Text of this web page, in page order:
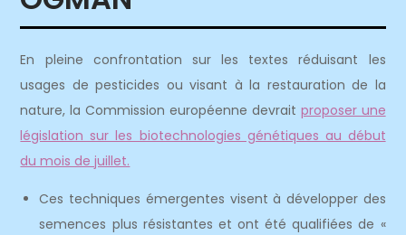
En pleine confrontation sur les textes réduisant les
usages de pesticides ou visant à la restauration de la
nature, la Commission européenne devrait proposer une
législation sur les biotechnologies génétiques au début
du mois de juillet.
Ces techniques émergentes visent à développer des
semences plus résistantes et ont été qualifiées de «